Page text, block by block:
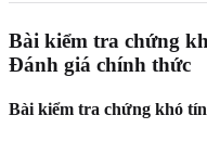
Bài kiểm tra chứng
Đánh giá chính thức
Bài kiểm tra chứng khó